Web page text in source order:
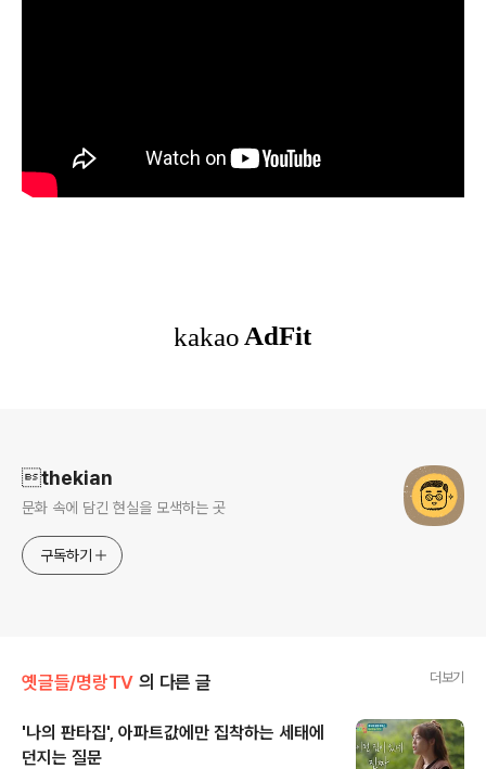
thekian
문화 속에 담긴 현실을 모색하는 곳
구독하기
옛글들/명랑TV 의 다른 글 더보기
'나의 판타집', 아파트값에만 집착하는 세태에
던지는 질문